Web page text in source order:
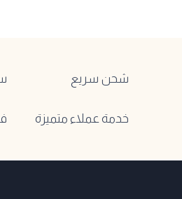
شحن سريع
خدمة عملاء متميزة